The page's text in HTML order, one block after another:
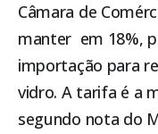
Câmara de
manter em 18%,
importação para
vidro. A tarifa é a
segundo nota do